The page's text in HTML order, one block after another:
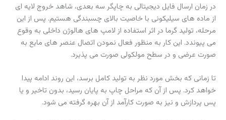
در زمان ارسال فایل دیجیتالی به چاپگر سه بعدی، شاهد خروج لایه ای
از ماده های سیلیکونی با خاصیت بالای چسبندگی هستیم. پس از این
مرحله، تولید گرما در اثر استفاده از لامپ های هالوژن داخلی به وقوع
می پیوندد. این کار به منظور فعال نمودن اتصال عنصر های مایع به
صورت عرضی و در سطح مولکولی صورت می پذیرد.
تا زمانی که بخش مورد نظر به تولید کامل برسد، این روند ادامه پیدا
خواهد کرد. پس از آن که مراحل چاپ به پایان رسید، بدون تاخیر و یا
پس پردازش و نیز به صورت کارآمد از آن بهره گرفته می شود.